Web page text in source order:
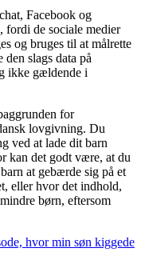
Facebook og
fordi de sociale medier
og bruges til at målrette
slags data på
ikke gældende i
for
lovgivning. Du
ved at lade dit barn
kan det godt være, at du
at gebærde sig på et
eller hvor det indhold,
børn, eftersom
hvor min søn kiggede